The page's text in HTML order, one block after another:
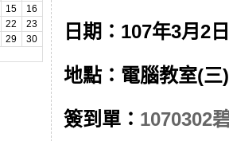
15
16
22
23
29
30
日期：107年3月2
地點：電腦教室(三)
簽到單： 1070302